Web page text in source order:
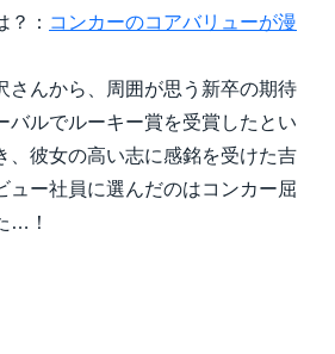
育機関等
？： コンカーのコアバリューが漫
さんから、周囲が思う新卒の期待
バルでルーキー賞を受賞したとい
、彼女の高い志に感銘を受けた吉
ュー社員に選んだのはコンカー屈
…！